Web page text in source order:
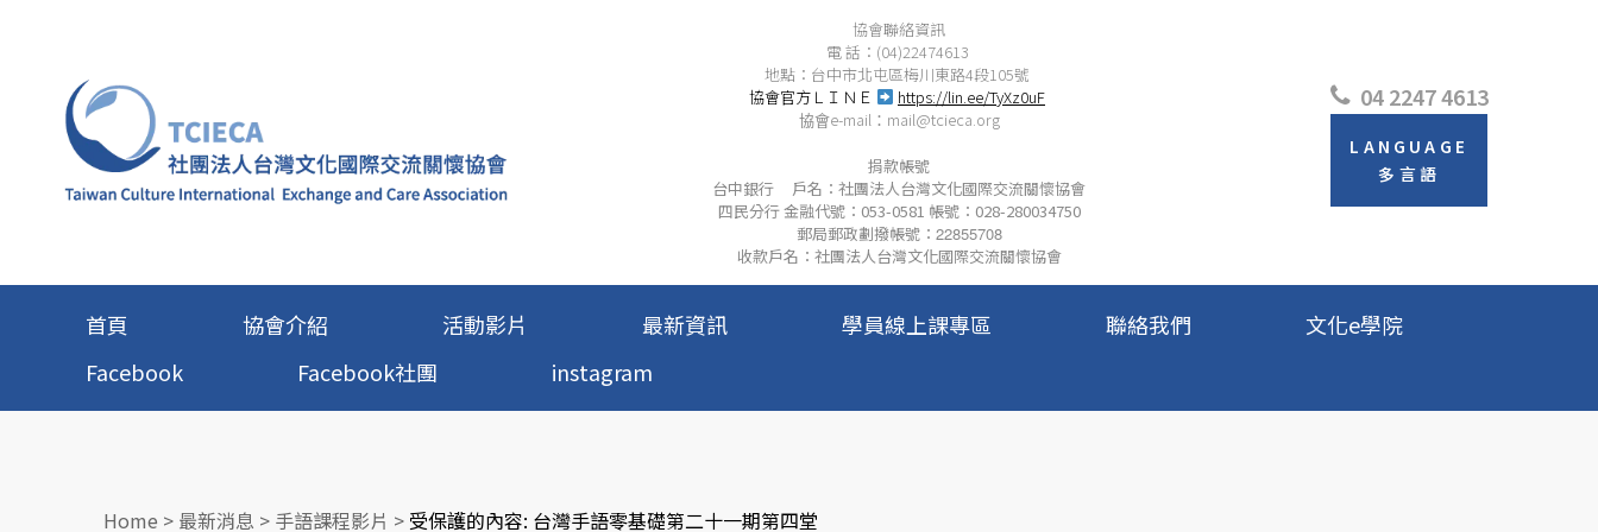
協會聯絡資訊
電 話：(04)22474613
地點：台中市北屯區梅川東路4段105號
協會官方ＬＩＮＥ
https://lin.ee/TyXz0uF
協會e-mail： mail@tcieca.org
捐款帳號
台中銀行 戶名：社團法人台灣文化國際交流關懷協會
四民分行 金融代號：053-0581 帳號：028-280034750
郵局郵政劃撥帳號： 22855708
收款戶名：社團法人台灣文化國際交流關懷協會
04 2247 4613
LANGUAGE
多言語
首頁 協會介紹 活動影片 最新資訊 學員線上課專區 聯絡我們
文化e學院
Facebook
Facebook社團 instagram
Home > 最新消息 > 手語課程影片 > 受保護的內容: 台灣手語零基礎第二十一期第四堂